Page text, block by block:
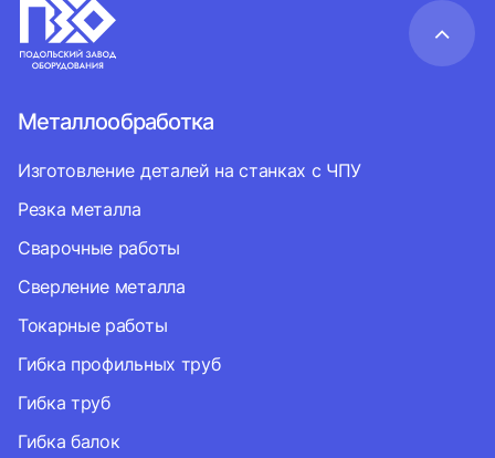
Металлообработка
Изготовление деталей на станках с ЧПУ
Резка металла
Сварочные работы
Сверление металла
Токарные работы
Гибка профильных труб
Гибка труб
Гибка балок